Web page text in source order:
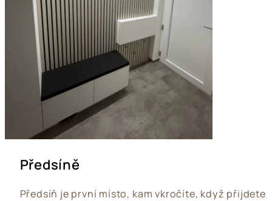
Předsíně
Předsíň je první místo, kam vkročíte, když